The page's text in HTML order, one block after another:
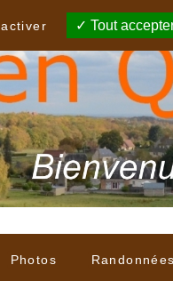
Photos Randonnées
Tout